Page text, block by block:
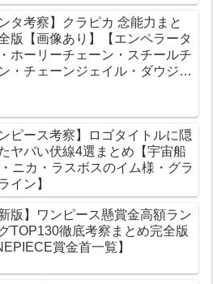
ンタ考察】クラピカ 念能力まと
版【画像あり】【エンペラータ
ホーリーチェーン・スチールチ
・チェーンジェイル・ダウジン
ンピース考察】ロゴタイトルに隠
ヤバい伏線4選まとめ【宇宙船
ニカ・ラスボスのイム様・グラ
イン】
新版】ワンピース懸賞金高額ラン
TOP130徹底考察まとめ完全版
賞金首一覧】